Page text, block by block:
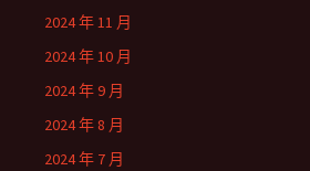
2024 年 11 月
2024 年 10 月
2024 年 9 月
2024 年 8 月
2024 年 7 月